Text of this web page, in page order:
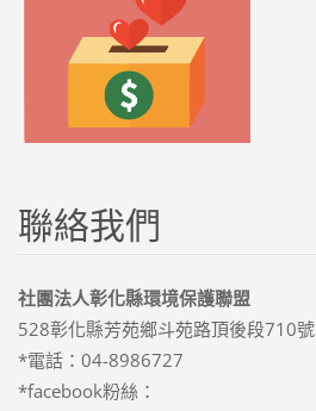
聯絡我們
社團法人彰化縣環境保護聯盟
528彰化縣芳苑鄉斗苑路頂後段710號
*電話：04-8986727
*facebook粉絲：